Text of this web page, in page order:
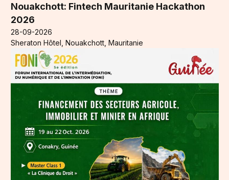
Nouakchott: Fintech Mauritanie Hackathon
2026
28-09-2026
Sheraton Hôtel, Nouakchott, Mauritanie